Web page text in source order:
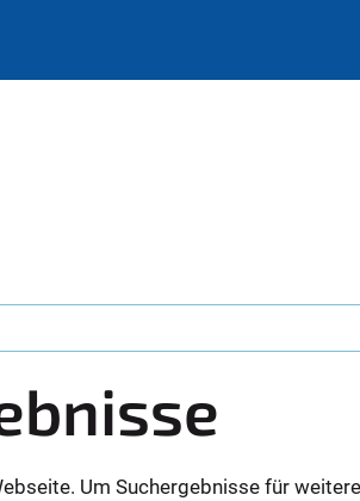
Um Suchergebnisse für